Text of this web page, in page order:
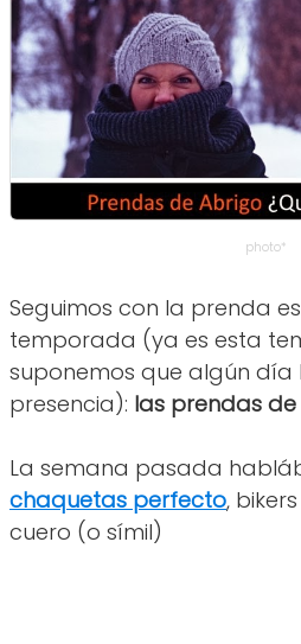
photo*
Seguimos con la prenda
temporada (ya es esta
suponemos que algún
presencia): las prendas
La semana pasada
chaquetas perfecto,
cuero (o símil)